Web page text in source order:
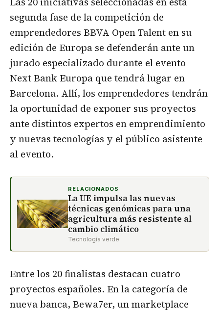
segunda fase de la competición de
emprendedores BBVA Open Talent en su
edición de Europa se defenderán ante un
jurado especializado durante el evento
Next Bank Europa que tendrá lugar en
Barcelona. Allí, los emprendedores tendrán
la oportunidad de exponer sus proyectos
ante distintos expertos en emprendimiento
y nuevas tecnologías y el público asistente
al evento.
RELACIONADOS
La UE impulsa las nuevas
técnicas genómicas para una
agricultura más resistente al
cambio climático
Tecnología verde
Entre los 20 finalistas destacan cuatro
proyectos españoles. En la categoría de
nueva banca, Bewa7er, un marketplace